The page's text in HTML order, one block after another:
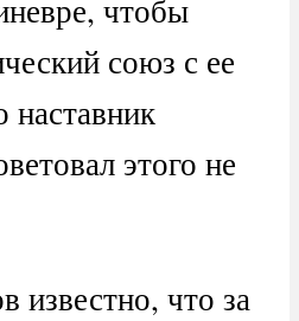
чтобы
союз с ее
наставник
этого не
известно, что за